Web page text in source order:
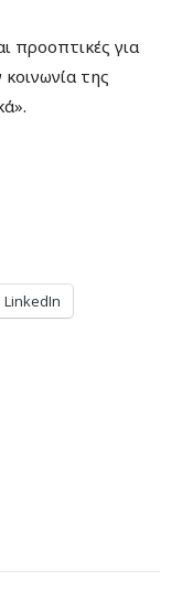
προοπτικές για
της
LinkedIn